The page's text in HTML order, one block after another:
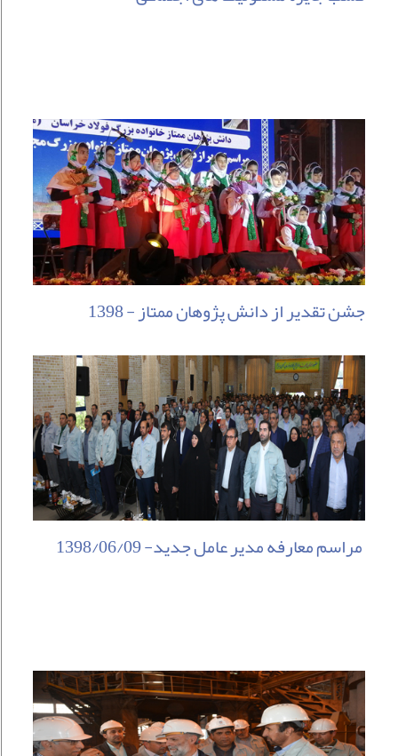
جشن تقدیر از دانش پژوهان ممتاز - 1398
مراسم معارفه مدیر عامل جدید- 1398/06/09